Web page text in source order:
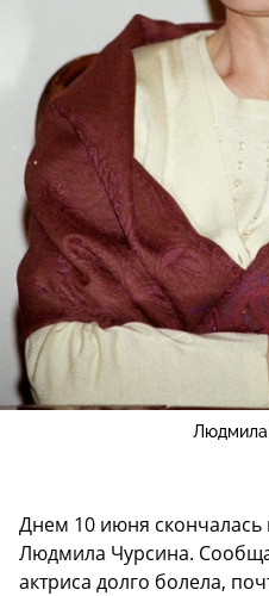
Днем 10 июня скончалась
Людмила Чурсина.
актриса долго болела,